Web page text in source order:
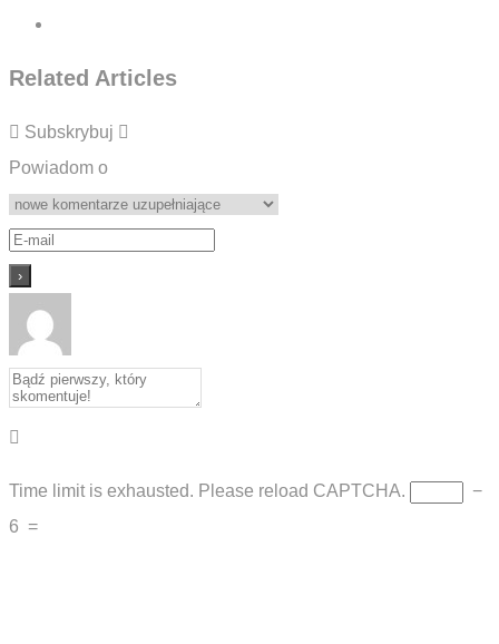
Related Articles
Subskrybuj
Powiadom o
Time limit is exhausted. Please reload CAPTCHA.
−
6 =